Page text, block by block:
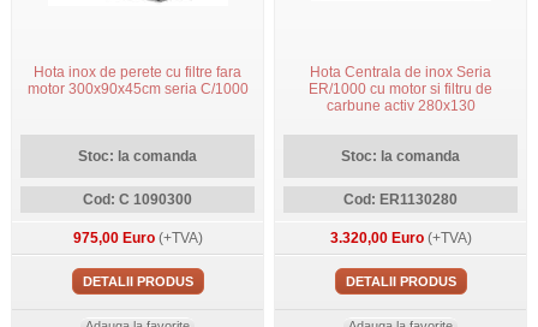
Hota inox de perete cu filtre fara
motor 300x90x45cm seria C/1000
Stoc: la comanda
Cod: C 1090300
975,00 Euro(+TVA)
DETALII PRODUS
Hota Centrala de inox Seria
ER/1000 cu motor si filtru de
carbune activ 280x130
Stoc: la comanda
Cod: ER1130280
3.320,00 Euro(+TVA)
DETALII PRODUS